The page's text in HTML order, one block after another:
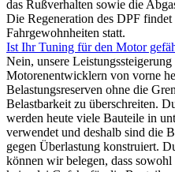
das Rußverhalten sowie die
Die Regeneration des DPF
Fahrgewohnheiten statt.
Ist Ihr Tuning für den Motor
Nein, unsere
Motorenentwicklern von vorne
Belastungsreserven ohne die
Belastbarkeit zu überschreiten.
werden heute viele Bauteile in
verwendet und deshalb sind die
gegen Überlastung konstruiert.
können wir belegen, dass